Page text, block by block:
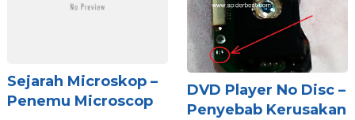
Sejarah Microskop –
Penemu Microscop
DVD Player No Disc –
Penyebab Kerusakan